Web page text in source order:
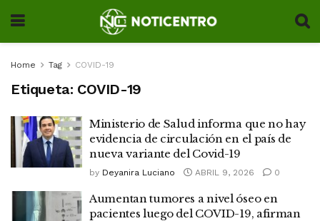
Home Tag COVID-19
Etiqueta: COVID-19
Ministerio de Salud informa que no hay
evidencia de circulación en el país de
nueva variante del Covid-19
by Deyanira Luciano ABRIL 9, 2026 0
Aumentan tumores a nivel óseo en
pacientes luego del COVID-19, afirman